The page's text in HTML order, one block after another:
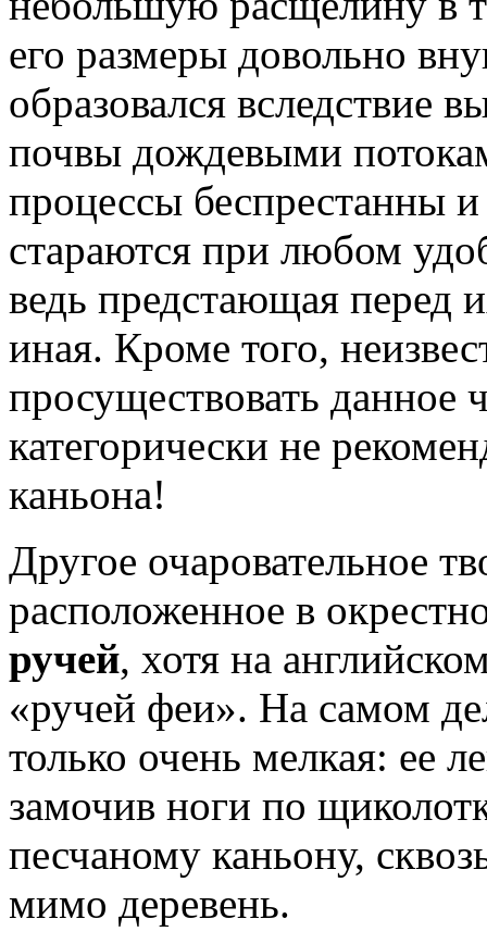
его размеры довольно
образовался вследствие
почвы дождевыми
процессы беспрестанны
стараются при любом
ведь предстающая перед
иная. Кроме того,
просуществовать
категорически не
каньона!
Другое очаровательное
расположенное в
ручей, хотя на
«ручей феи». На самом
только очень мелкая: ее
замочив ноги по
песчаному каньону,
мимо деревень.